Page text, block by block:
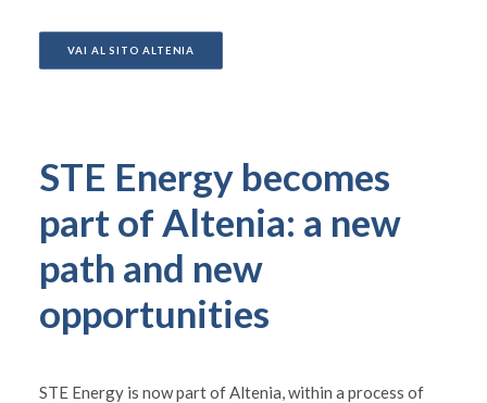
VAI AL SITO ALTENIA
STE Energy becomes
part of Altenia: a new
path and new
opportunities
STE Energy is now part of Altenia, within a process of